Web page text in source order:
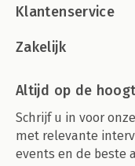
Klantenservice
Zakelijk
Altijd op de
Schrijf u in voor
met relevante
events en de beste